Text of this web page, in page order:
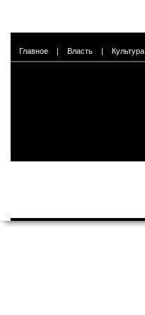
Главное | Власть | Культура